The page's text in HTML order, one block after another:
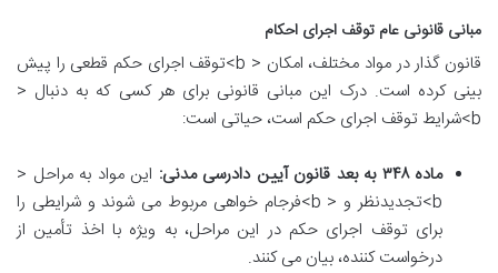
مبانی قانونی عام توقف اجرای احکام
قانون گذار در مواد مختلف، امکان < b>توقف اجرای حکم قطعی را پیش
بینی کرده است. درک این مبانی قانونی برای هر کسی که به دنبال <
b>شرایط توقف اجرای حکم است، حیاتی است:
ماده ۳۴۸ به بعد قانون آیین دادرسی مدنی:
این مواد به مراحل <
b>تجدیدنظر و < b>فرجام خواهی مربوط می شوند و شرایطی را
برای توقف اجرای حکم در این مراحل، به ویژه با اخذ تأمین از
درخواست کننده، بیان می کنند.